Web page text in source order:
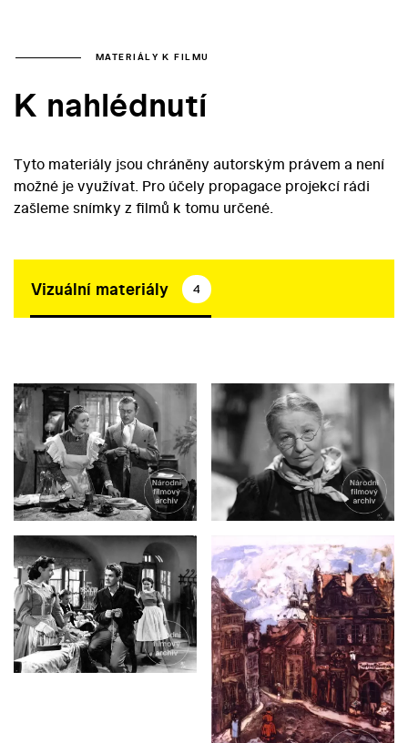
MATERIÁLY K FILMU
K nahlédnutí
Tyto materiály jsou chráněny autorským právem a není
možné je využívat. Pro účely propagace projekcí rádi
zašleme snímky z filmů k tomu určené.
Vizuální materiály 4